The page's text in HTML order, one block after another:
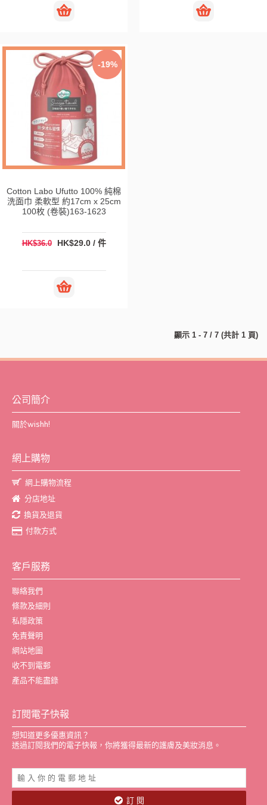
-19%
Cotton Labo Ufutto 100% 純棉
洗面巾 柔軟型 約17cm x 25cm
100枚 (卷裝)163-1623
HK$36.0 HK$29.0 / 件
顯示 1 - 7 / 7 (共計 1 頁)
公司簡介
關於wishh!
網上購物
網上購物流程
分店地址
換貨及退貨
付款方式
客戶服務
聯絡我們
條款及細則
私隱政策
免責聲明
網站地圖
收不到電郵
產品不能盡錄
訂閱電子快報
想知道更多優惠資訊？
透過訂閱我們的電子快報，你將獲得最新的護膚及美妝消息。
訂 閱